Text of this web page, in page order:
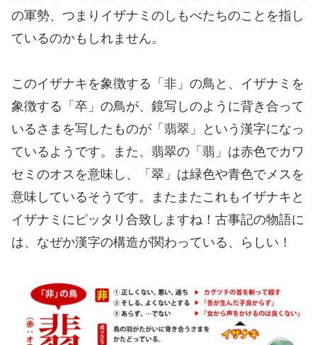
の軍勢、つまりイザナミのしもべたちのことを指し
ているのかもしれません。
このイザナキを象徴する「非」の鳥と、イザナミを
象徴する「卒」の鳥が、鏡写しのように背き合って
いるさまを写したものが「翡翠」という漢字になっ
ているようです。また、翡翠の「翡」は赤色でカワ
セミのオスを意味し、「翠」は緑色や青色でメスを
意味しているそうです。またまたこれもイザナキと
イザナミにピッタリ合致しますね！古事記の物語に
は、なぜか漢字の構造が関わっている、らしい！